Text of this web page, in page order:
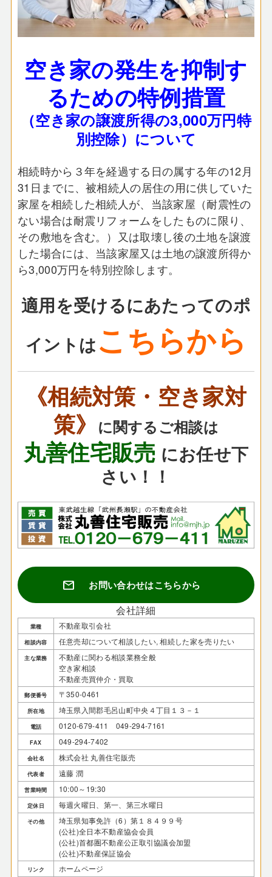
空き家の発生を抑制す
るための特例措置
（空き家の譲渡所得の3,000万円特
別控除）について
相続時から３年を経過する日の属する年の12月
31日までに、被相続人の居住の用に供していた
家屋を相続した相続人が、当該家屋（耐震性の
ない場合は耐震リフォームをしたものに限り、
その敷地を含む。）又は取壊し後の土地を譲渡
した場合には、当該家屋又は土地の譲渡所得か
ら3,000万円を特別控除します。
適用を受けるにあたってのポ
イントはこちらから
《相続対策・空き家対
策》
に関するご相談は
丸善住宅販売 にお任せ下
さい！！
mail お問い合わせはこちらから
会社詳細
業種 不動産取引会社
相談内容 任意売却について相談したい, 相続した家を売りたい
主な業務
不動産に関わる相談業務全般
空き家相談
不動産売買仲介・買取
郵便番号 〒350-0461
所在地 埼玉県入間郡毛呂山町中央４丁目１３－１
電話 0120-679-411 049-294-7161
FAX 049-294-7402
会社名 株式会社 丸善住宅販売
代表者 遠藤 潤
営業時間 10:00～19:30
定休日 毎週火曜日、第一、第三水曜日
その他
埼玉県知事免許（6）第１８４９９号
(公社)全日本不動産協会会員
(公社)首都圏不動産公正取引協議会加盟
(公社)不動産保証協会
リンク ホームページ